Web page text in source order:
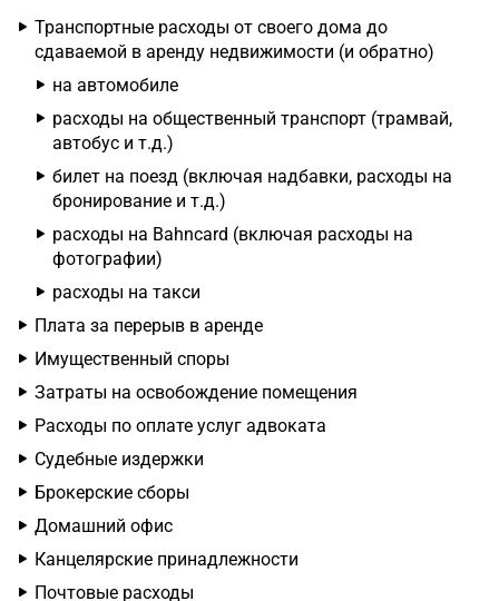
Транспортные расходы от своего дома до
сдаваемой в аренду недвижимости (и обратно)
на автомобиле
расходы на общественный транспорт (трамвай,
автобус и т.д.)
билет на поезд (включая надбавки, расходы на
бронирование и т.д.)
расходы на Bahncard (включая расходы на
фотографии)
расходы на такси
Плата за перерыв в аренде
Имущественный споры
Затраты на освобождение помещения
Расходы по оплате услуг адвоката
Судебные издержки
Брокерские сборы
Домашний офис
Канцелярские принадлежности
Почтовые расходы